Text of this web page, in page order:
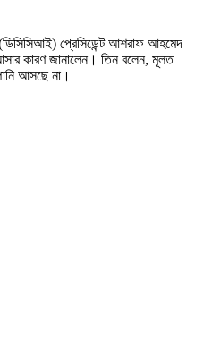
(ডিসিসিআই) প্রেসিডেন্ট আশরাফ আহমেদ
কারণ জানালেন। তিন বলেন, মূলত
আসছে না।